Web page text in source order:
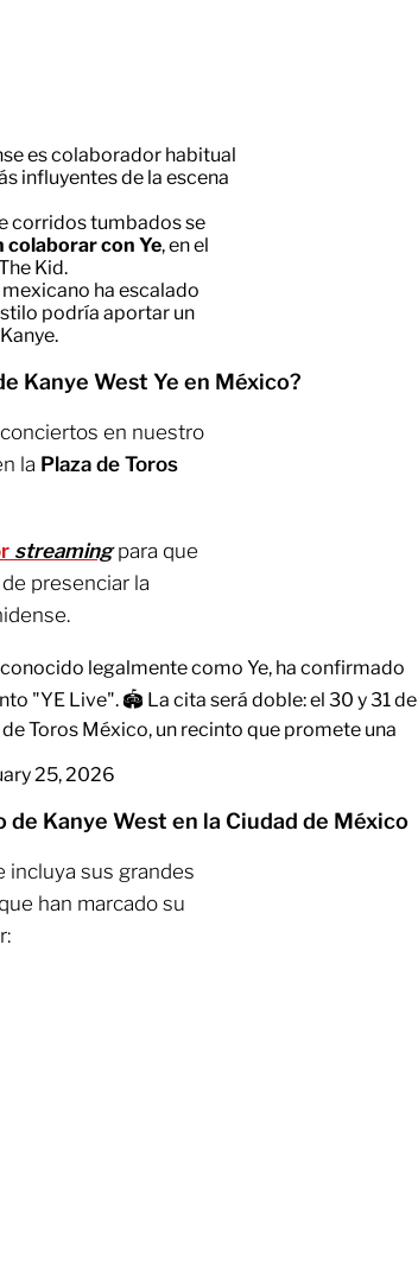
es colaborador habitual
influyentes de la escena
corridos tumbados se
colaborar con Ye, en el
Kid.
ha escalado
podría aportar un
Kanye West Ye en México?
en nuestro
la Plaza de Toros
streaming para que
presenciar la
legalmente como Ye, ha confirmado
"YE Live". 🏟️ La cita será doble: el 30 y 31 de
Toros México, un recinto que promete una
25, 2026
Kanye West en la Ciudad de México
incluya sus grandes
han marcado su